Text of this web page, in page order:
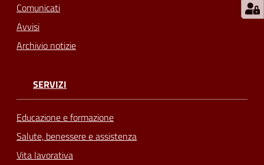
Comunicati
Avvisi
Archivio notizie
SERVIZI
Educazione e formazione
Salute, benessere e assistenza
Vita lavorativa